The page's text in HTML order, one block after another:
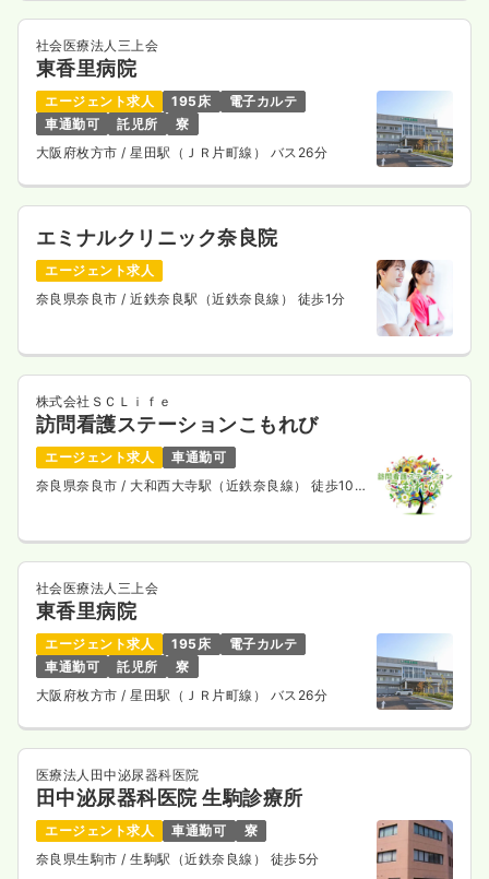
社会医療法人三上会
東香里病院
エージェント求人 195床
電子カルテ
車通勤可
託児所
寮
大阪府枚方市 / 星田駅（ＪＲ片町線） バス26分
エミナルクリニック奈良院
エージェント求人
奈良県奈良市/ 近鉄奈良駅（近鉄奈良線） 徒歩1分
株式会社ＳＣＬｉｆｅ
訪問看護ステーションこもれび
エージェント求人
車通勤可
奈良県奈良市/ 大和西大寺駅（近鉄奈良線） 徒歩10
社会医療法人三上会
東香里病院
エージェント求人 195床
電子カルテ
車通勤可
託児所
寮
大阪府枚方市 / 星田駅（ＪＲ片町線） バス26分
医療法人田中泌尿器科医院
田中泌尿器科医院 生駒診療所
エージェント求人 車通勤可
寮
奈良県生駒市/ 生駒駅（近鉄奈良線） 徒歩5分